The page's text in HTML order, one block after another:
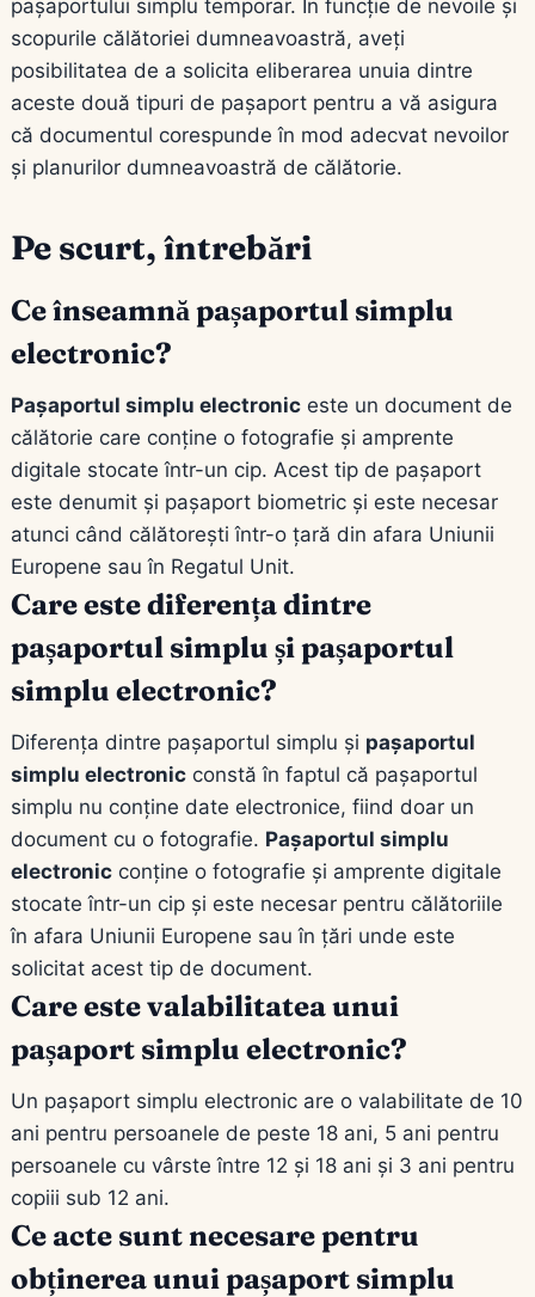
pașaportului simplu temporar. În funcție de nevoile și
scopurile călătoriei dumneavoastră, aveți
posibilitatea de a solicita eliberarea unuia dintre
aceste două tipuri de pașaport pentru a vă asigura
că documentul corespunde în mod adecvat nevoilor
și planurilor dumneavoastră de călătorie.
Pe scurt, întrebări
Ce înseamnă pașaportul simplu
electronic?
Pașaportul simplu electronic este un document de
călătorie care conține o fotografie și amprente
digitale stocate într-un cip. Acest tip de pașaport
este denumit și pașaport biometric și este necesar
atunci când călătorești într-o țară din afara Uniunii
Europene sau în Regatul Unit.
Care este diferența dintre
pașaportul simplu și pașaportul
simplu electronic?
Diferența dintre pașaportul simplu și pașaportul
simplu electronic constă în faptul că pașaportul
simplu nu conține date electronice, fiind doar un
document cu o fotografie. Pașaportul simplu
electronic conține o fotografie și amprente digitale
stocate într-un cip și este necesar pentru călătoriile
în afara Uniunii Europene sau în țări unde este
solicitat acest tip de document.
Care este valabilitatea unui
pașaport simplu electronic?
Un pașaport simplu electronic are o valabilitate de 10
ani pentru persoanele de peste 18 ani, 5 ani pentru
persoanele cu vârste între 12 și 18 ani și 3 ani pentru
copiii sub 12 ani.
Ce acte sunt necesare pentru
obținerea unui pașaport simplu